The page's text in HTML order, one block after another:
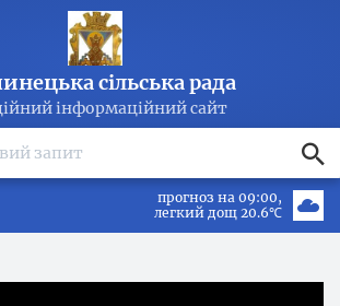
сільська рада
інформаційний сайт
прогноз на 09:00
легкий дощ 20.6℃